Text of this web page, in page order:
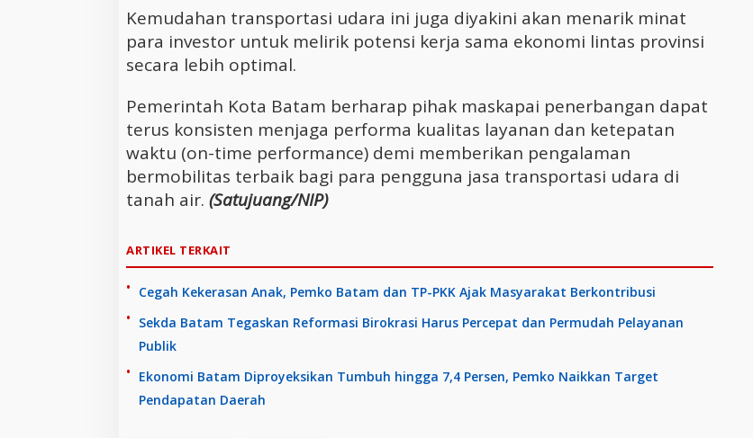
Kemudahan transportasi udara ini juga diyakini akan menarik minat
para investor untuk melirik potensi kerja sama ekonomi lintas provinsi
secara lebih optimal.
Pemerintah Kota Batam berharap pihak maskapai penerbangan dapat
terus konsisten menjaga performa kualitas layanan dan ketepatan
waktu (on-time performance) demi memberikan pengalaman
bermobilitas terbaik bagi para pengguna jasa transportasi udara di
tanah air. (Satujuang/NIP)
ARTIKEL TERKAIT
Cegah Kekerasan Anak, Pemko Batam dan TP-PKK Ajak Masyarakat Berkontribusi
Sekda Batam Tegaskan Reformasi Birokrasi Harus Percepat dan Permudah Pelayanan
Publik
Ekonomi Batam Diproyeksikan Tumbuh hingga 7,4 Persen, Pemko Naikkan Target
Pendapatan Daerah